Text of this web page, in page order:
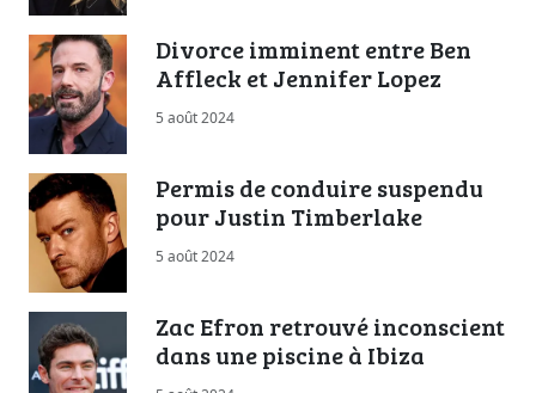
Divorce imminent entre Ben
Affleck et Jennifer Lopez
5 août 2024
Permis de conduire suspendu
pour Justin Timberlake
5 août 2024
Zac Efron retrouvé inconscient
dans une piscine à Ibiza